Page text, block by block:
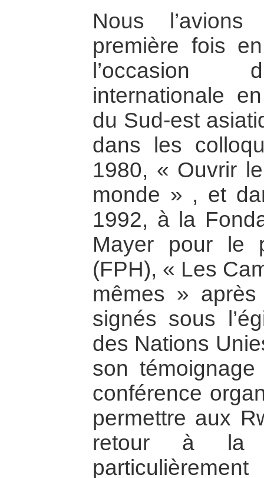
Nous
première fois
l’occasion
internationale
du Sud-est
dans les
1980, « Ouvrir
monde » , et
1992, à la
Mayer pour le
(FPH), « Les
mêmes »
signés sous
des Nations
son
conférence
permettre aux
retour à la